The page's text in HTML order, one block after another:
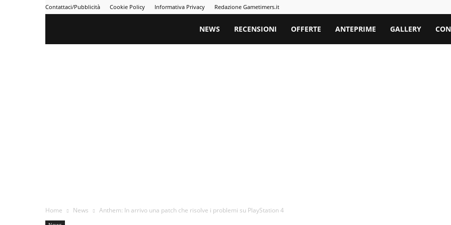
Contattaci/Pubblicità Cookie Policy Informativa Privacy Redazione Gametimers.it
Gametimers
NEWS RECENSIONI OFFERTE ANTEPRIME GALLERY
Home News Anthem: In arrivo una patch che risolve i problemi su PlayStation 4